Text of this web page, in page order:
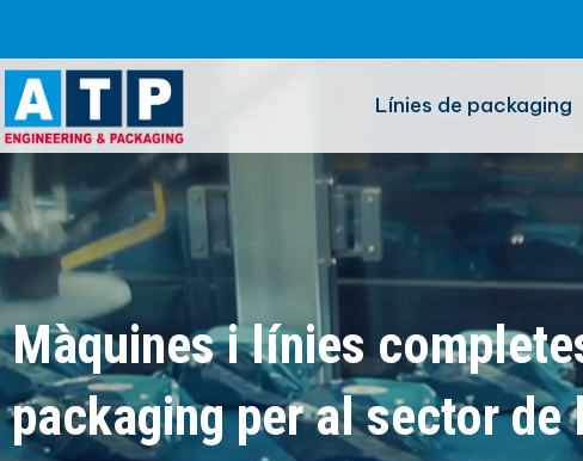
Línies de packaging
Màquines i línies
packaging per al sector de